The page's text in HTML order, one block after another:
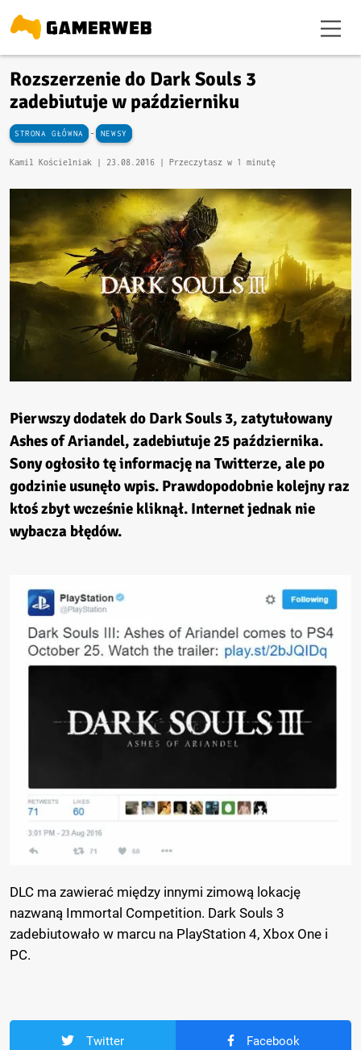
Rozszerzenie do Dark Souls 3
zadebiutuje w październiku
STRONA GŁÓWNA - NEWSY
Kamil Kościelniak | 23.08.2016 | Przeczytasz w 1 minutę
Pierwszy dodatek do Dark Souls 3, zatytułowany
Ashes of Ariandel, zadebiutuje 25 października.
Sony ogłosiło tę informację na Twitterze, ale po
godzinie usunęło wpis. Prawdopodobnie kolejny raz
ktoś zbyt wcześnie kliknął. Internet jednak nie
wybacza błędów.
DLC ma zawierać między innymi zimową lokację
nazwaną Immortal Competition. Dark Souls 3
zadebiutowało w marcu na PlayStation 4, Xbox One i
PC.
Twitter Facebook